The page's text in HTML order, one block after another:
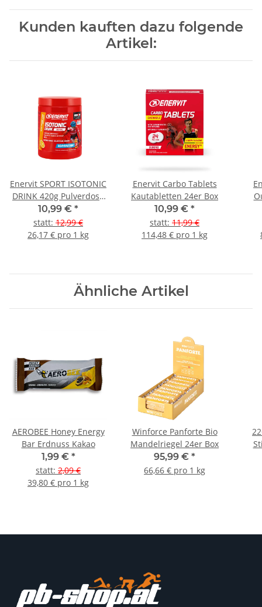
Kunden kauften dazu folgende
Artikel:
Enervit SPORT ISOTONIC
DRINK 420g Pulverdose
Orange
10,99 € *
statt: 12,99 €
26,17 € pro 1 kg
Enervit Carbo Tablets
Kautabletten 24er Box
10,99 € *
statt: 11,99 €
114,48 € pro 1 kg
Ähnliche Artikel
AEROBEE Honey Energy
Bar Erdnuss Kakao
1,99 € *
statt: 2,09 €
39,80 € pro 1 kg
Winforce Panforte Bio
Mandelriegel 24er Box
95,99 € *
66,66 € pro 1 kg